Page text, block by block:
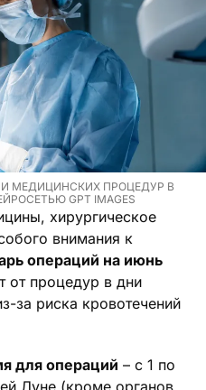
МЕДИЦИНСКИХ ПРОЦЕДУР В
GPT IMAGES
хирургическое
внимания к
операций на июнь
от процедур в дни
за риска кровотечений
для операций – с 1 по
Луне (кроме органов,